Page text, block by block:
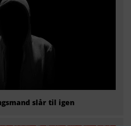
slår til igen